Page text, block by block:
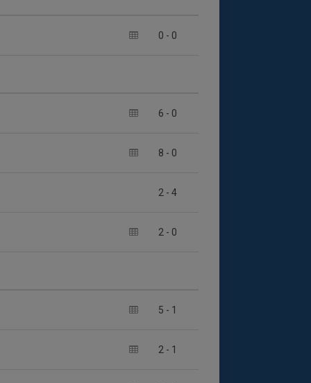
0 - 0
6 - 0
8 - 0
2 - 4
2 - 0
5 - 1
2 - 1